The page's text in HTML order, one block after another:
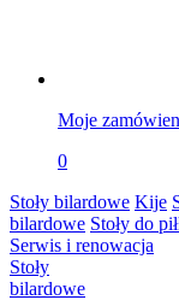
Moje
0
Stoły bilardowe Kije
bilardowe Stoły do
Serwis i renowacja
Stoły
bilardowe